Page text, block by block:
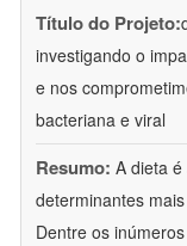
Título do Projeto:
investigando o
e nos
bacteriana e viral
Resumo: A dieta
determinantes
Dentre os